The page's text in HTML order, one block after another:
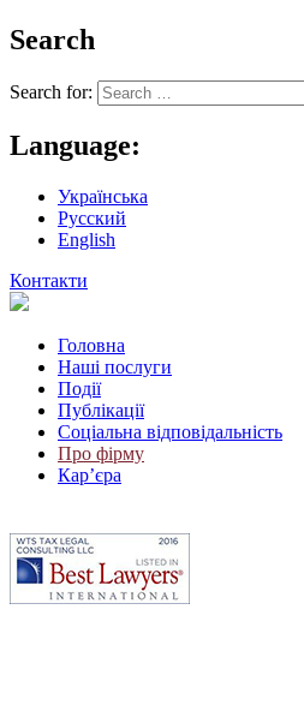
Search
Search for:
Language:
Українська
Русский
English
Контакти
Головна
Наші послуги
Події
Публікації
Соціальна відповідальність
Про фiрму
Кар’єра